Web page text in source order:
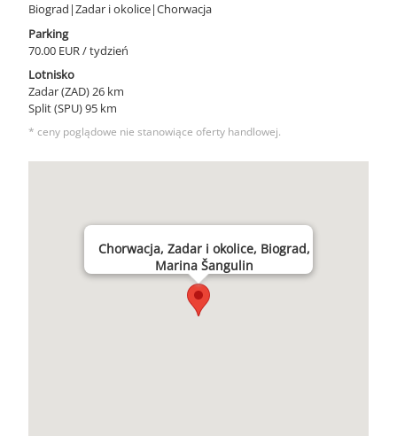
Biograd|Zadar i okolice|Chorwacja
Parking
70.00 EUR / tydzień
Lotnisko
Zadar (ZAD) 26 km
Split (SPU) 95 km
* ceny poglądowe nie stanowiące oferty handlowej.
Chorwacja, Zadar i okolice, Biograd,
Marina Šangulin